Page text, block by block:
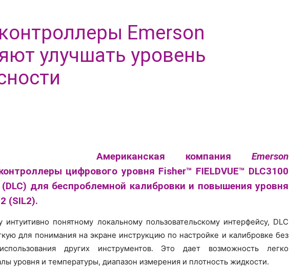
Emerson
улучшать уровень
Американская компания Emerson
цифрового уровня Fisher™ FIELDVUE™ DLC3100
(DLC) для беспроблемной калибровки и повышения уровня
(SIL2).
интуитивно понятному локальному пользовательскому интерфейсу, DLC
для понимания на экране инструкцию по настройке и калибровке без
других инструментов. Это дает возможность легко
уровня и температуры, диапазон измерения и плотность жидкости.